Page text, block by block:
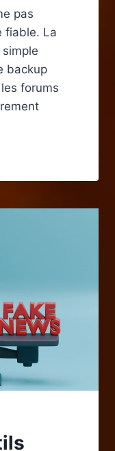
pas
fiable. La
backup
forums